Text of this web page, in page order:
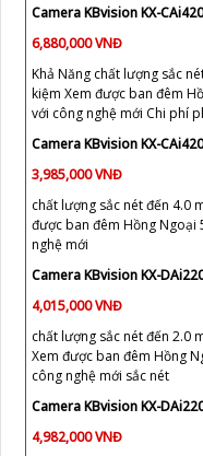
Camera KBvision KX-
6,880,000 VNĐ
Khả Năng chất lượng sắc
kiệm Xem được ban đêm
với công nghệ mới Chi phí
Camera KBvision KX-
3,985,000 VNĐ
chất lượng sắc nét đến 4.0
được ban đêm Hồng Ngoại
nghệ mới
Camera KBvision KX-
4,015,000 VNĐ
chất lượng sắc nét đến 2.0
Xem được ban đêm Hồng
công nghệ mới sắc nét
Camera KBvision KX-
4,982,000 VNĐ